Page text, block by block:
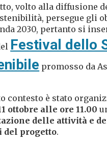
volto alla diffusione
persegue gli
2030, pertanto si
Festival dello
promosso da
contesto è stato
ottobre alle ore 11.00
delle attività e
del progetto.